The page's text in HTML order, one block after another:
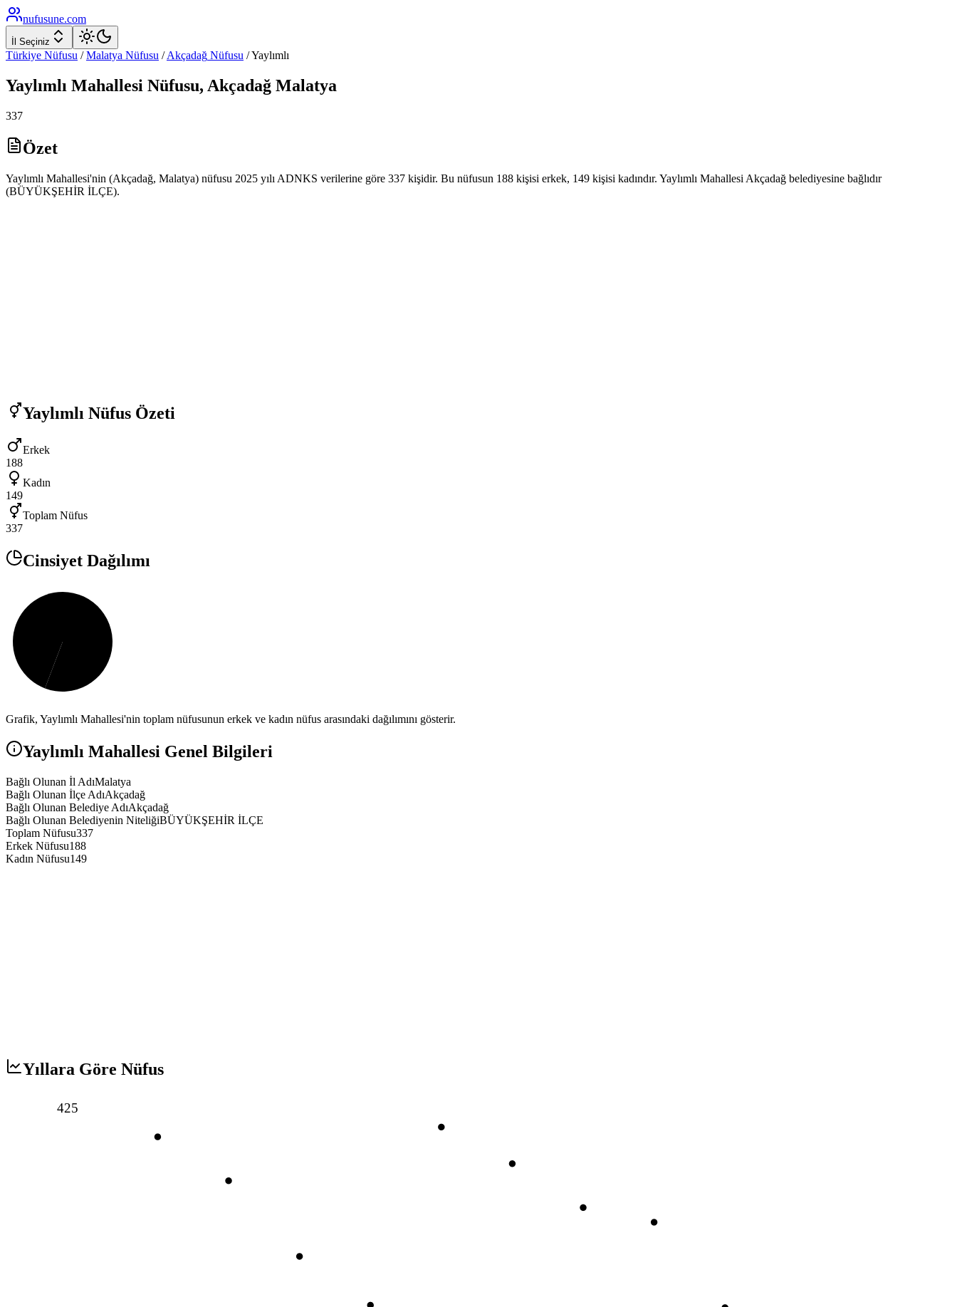
nufusune.com
İl Seçiniz
Türkiye Nüfusu / Malatya Nüfusu / Akçadağ Nüfusu /Yaylımlı
Yaylımlı Mahallesi Nüfusu, Akçadağ Malatya
337
Özet
Yaylımlı Mahallesi'nin (Akçadağ, Malatya) nüfusu 2025 yılı ADNKS verilerine göre 337 kişidir. Bu nüfusun 188 kişisi erkek, 149 kişisi kadındır. Yaylımlı Mahallesi Akçadağ belediyesine bağlıdır
(BÜYÜKŞEHİR İLÇE).
Yaylımlı Nüfus Özeti
Erkek
188
Kadın
149
Toplam Nüfus
337
Cinsiyet Dağılımı
Grafik, Yaylımlı Mahallesi'nin toplam nüfusunun erkek ve kadın nüfus arasındaki dağılımını gösterir.
Yaylımlı Mahallesi Genel Bilgileri
Bağlı Olunan İl AdıMalatya
Bağlı Olunan İlçe AdıAkçadağ
Bağlı Olunan Belediye AdıAkçadağ
Bağlı Olunan Belediyenin NiteliğiBÜYÜKŞEHİR İLÇE
Toplam Nüfusu337
Erkek Nüfusu188
Kadın Nüfusu149
Yıllara Göre Nüfus
425